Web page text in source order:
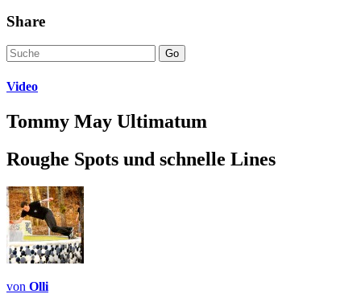
Share
Go
Video
Tommy May Ultimatum
Roughe Spots und schnelle Lines
von Olli